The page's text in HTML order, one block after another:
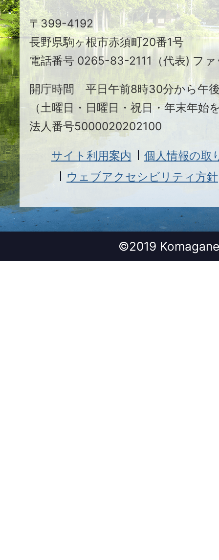
駒
ヶ
根
市
〒399-4192
長野県駒ヶ根市赤須町20番1号
電話番号 0265-83-2111（代表) フ
開庁時間 平日午前8時30分から午
（土曜日・日曜日・祝日・年末年始
法人番号5000020202100
サイト利用案内
個人情報の取
ウェブアクセシビリティ方針
©2019